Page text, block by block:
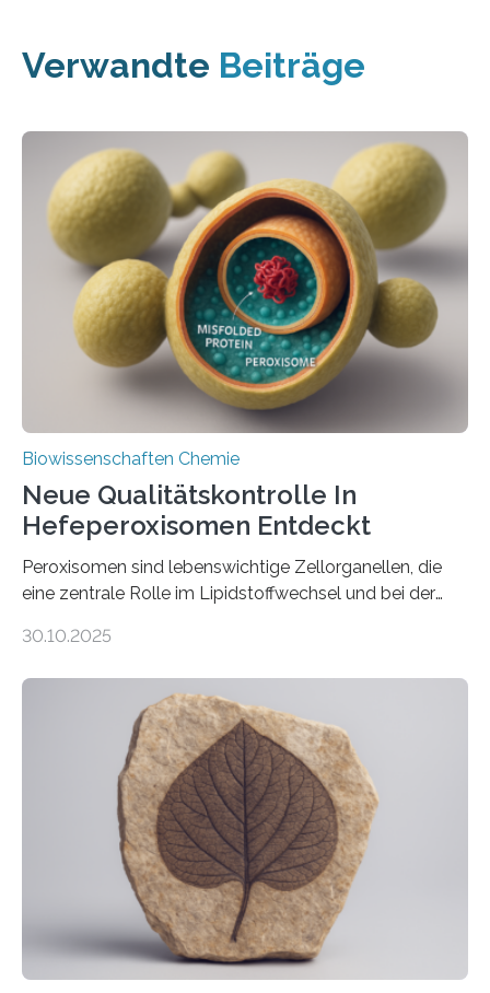
Verwandte Beiträge
Biowissenschaften Chemie
Neue Qualitätskontrolle In
Hefeperoxisomen Entdeckt
Peroxisomen sind lebenswichtige Zellorganellen, die
eine zentrale Rolle im Lipidstoffwechsel und bei der
erfüllen können, müssen zahlreiche Enzyme präzise in
der Ruhr-Universität Bochum um Prof. Dr. Ralf Erdmann
und Dr. Ismaila Francis Yusuf hat nun einen bislang
unbekannten Qualitätskontrollmechanismus des
peroxisomalen Proteintransports in der Bäckerhefe
Saccharomyces cerevisiae entdeckt, der für die
Funktionsfähigkeit der Organellen entscheidend ist. Die
Studie wurde am 28. Oktober 2025 in der
Fachzeitschrift…
30.10.2025